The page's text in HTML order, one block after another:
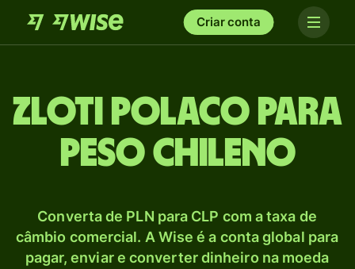
Criar conta
Zloti polaco para
Peso chileno
Converta de PLN para CLP com a taxa de
câmbio comercial. A Wise é a conta global para
pagar, enviar e converter dinheiro na moeda